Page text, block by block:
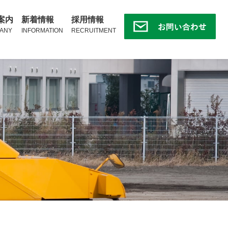
内 新着情報
INFORMATION
採用情報
RECRUITMENT